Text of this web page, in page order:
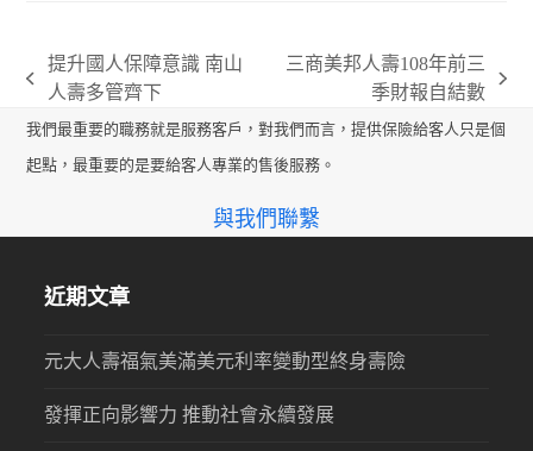
previous
post:
提升國人保障意識 南山
人壽多管齊下
post:
三商美邦人壽108年前三
季財報自結數
我們最重要的職務就是服務客戶，對我們而言，提供保險給客人只是個
起點，最重要的是要給客人專業的售後服務。
與我們聯繫
近期文章
元大人壽福氣美滿美元利率變動型終身壽險
發揮正向影響力 推動社會永續發展